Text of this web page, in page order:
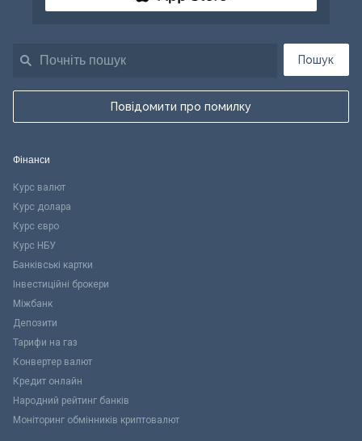
Пошук
Повідомити про помилку
Фінанси
Курс валют
Курс долара
Курс євро
Курс НБУ
Банківські картки
Інвестиційні брокери
Міжбанк
Депозити
Тарифи на газ
Конвертер валют
Кредит онлайн
Народний рейтинг банків
Моніторинг обмінників криптовалют